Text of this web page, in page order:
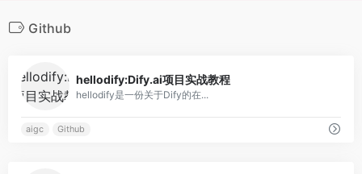
Github
hellodify:Dify.ai项目实战教程
hellodify是一份关于Dify的在...
aigc Github